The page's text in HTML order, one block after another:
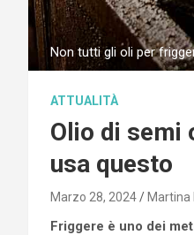
Non tutti gli oli per
ATTUALITÀ
Olio di semi
usa questo
Marzo 28, 2024 Martina
Friggere è uno dei